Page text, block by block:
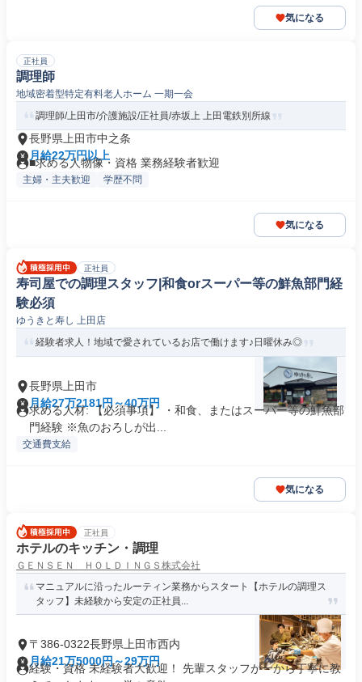
気になる
正社員
調理師
地域密着型特定有料老人ホーム 一期一会
調理師/上田市/介護施設/正社員/赤坂上 上田電鉄別所線
長野県上田市中之条
月給22万円以上
■求める人物像・資格 業務経験者歓迎
主婦・主夫歓迎 学歴不問
気になる
正社員
寿司屋での調理スタッフ|和食orスーパー等の鮮魚部門経
験必須
ゆうきと寿し 上田店
経験者求人！地域で愛されているお店で働けます♪日曜休み◎
長野県上田市
月給27万2181円～40万円
求める人材: 【必須事項】 ・和食、またはスーパー等の鮮魚部
門経験 ※魚のおろしが出...
交通費支給
気になる
正社員
ホテルのキッチン・調理
ＧＥＮＳＥＮ ＨＯＬＤＩＮＧＳ株式会社
マニュアルに沿ったルーティン業務からスタート【ホテルの調理ス
タッフ】未経験から安定の正社員...
〒386-0322長野県上田市西内
月給21万5000円～29万円
経験・資格 未経験者大歓迎！ 先輩スタッフが一から丁寧に教